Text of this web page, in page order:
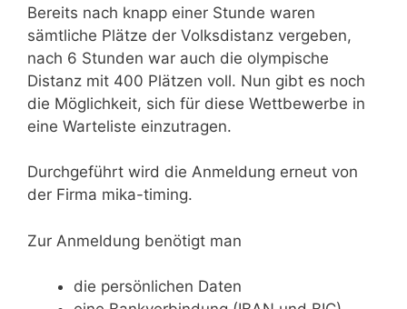
Bereits nach knapp einer Stunde waren
sämtliche Plätze der Volksdistanz vergeben,
nach 6 Stunden war auch die olympische
Distanz mit 400 Plätzen voll. Nun gibt es noch
die Möglichkeit, sich für diese Wettbewerbe in
eine Warteliste einzutragen.
Durchgeführt wird die Anmeldung erneut von
der Firma mika-timing.
Zur Anmeldung benötigt man
die persönlichen Daten